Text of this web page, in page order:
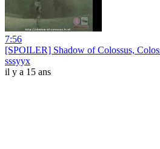
7:56
[SPOILER] Shadow of Colossus,
sssyyx
il y a 15 ans